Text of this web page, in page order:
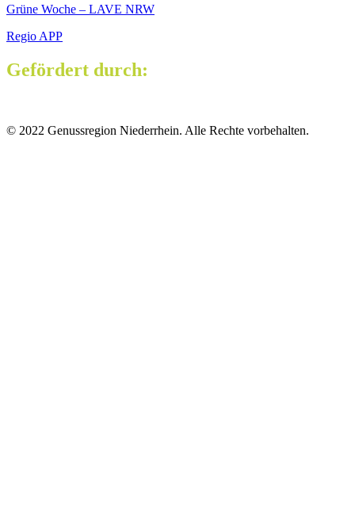
Grüne Woche – LAVE NRW
Regio APP
Gefördert durch:
© 2022 Genussregion Niederrhein. Alle Rechte vorbehalten.